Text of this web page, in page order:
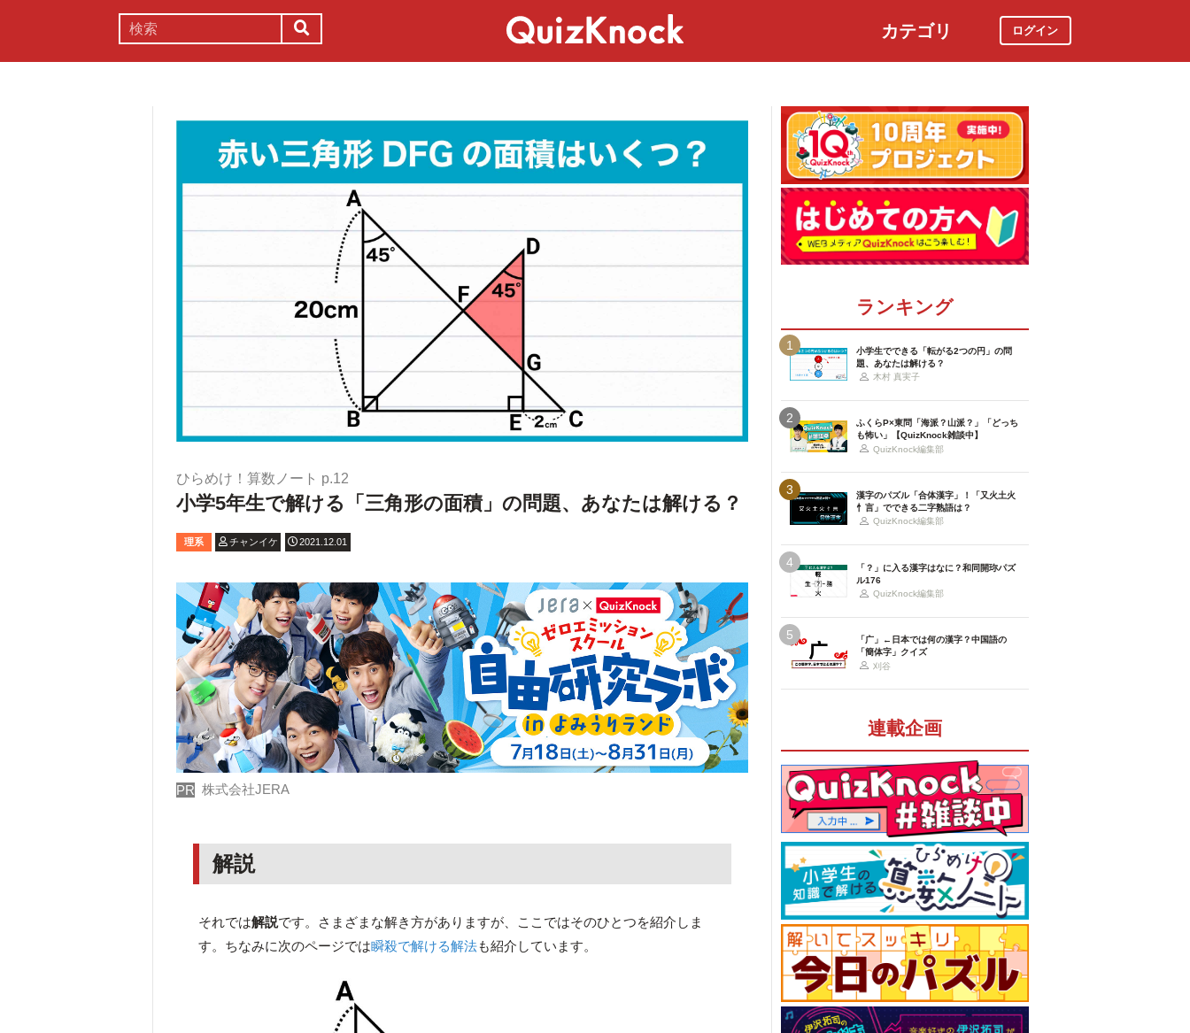
カテゴリ ログイン
ひらめけ！算数ノート p.12
小学5年生で解ける「三角形の面積」の問題、あなたは解ける？
理系 チャンイケ 2021.12.01
PR 株式会社JERA
解説
それでは解説です。さまざまな解き方がありますが、ここではそのひとつを紹介しま
す。ちなみに次のページでは瞬殺で解ける解法も紹介しています。
ランキング
1
小学生でできる「転がる2つの円」の問
題、あなたは解ける？
木村 真実子
2
ふくらP×東問「海派？山派？」「どっち
も怖い」【QuizKnock雑談中】
QuizKnock編集部
3
漢字のパズル「合体漢字」！「又火土火
忄言」でできる二字熟語は？
QuizKnock編集部
4
「？」に入る漢字はなに？和同開珎パズ
ル176
QuizKnock編集部
5
「广」←日本では何の漢字？中国語の
「簡体字」クイズ
刈谷
連載企画